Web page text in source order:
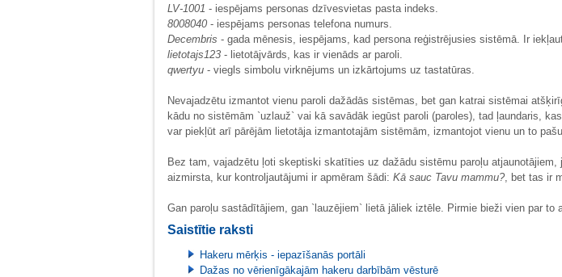
LV-1001 - iespējams personas dzīvesvietas pasta indeks.
8008040 - iespējams personas telefona numurs.
Decembris - gada mēnesis, iespējams, kad persona reģistrējusies sistēmā. Ir
lietotajs123 - lietotājvārds, kas ir vienāds ar paroli.
qwertyu - viegls simbolu virknējums un izkārtojums uz tastatūras.
Nevajadzētu izmantot vienu paroli dažādās sistēmas, bet gan katrai sistēmai
kādu no sistēmām `uzlauž` vai kā savādāk iegūst paroli (paroles), tad ļaundaris,
var piekļūt arī pārējām lietotāja izmantotajām sistēmām, izmantojot vienu un to
Bez tam, vajadzētu ļoti skeptiski skatīties uz dažādu sistēmu paroļu atjaunotājiem,
aizmirsta, kur kontroljautājumi ir apmēram šādi: Kā sauc Tavu mammu?, bet tas ir
Gan paroļu sastādītājiem, gan `lauzējiem` lietā jāliek iztēle. Pirmie bieži vien par to
Saistītie raksti
Hakeru mērķis - iepazīšanās portāli
Dažas no vērienīgākajām hakeru darbībām vēsturē